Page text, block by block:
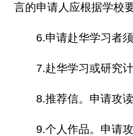
言的申请人应根据学校
6.申请赴华学习者
7.赴华学习或研究
8.推荐信。申请攻
9.个人作品。申请